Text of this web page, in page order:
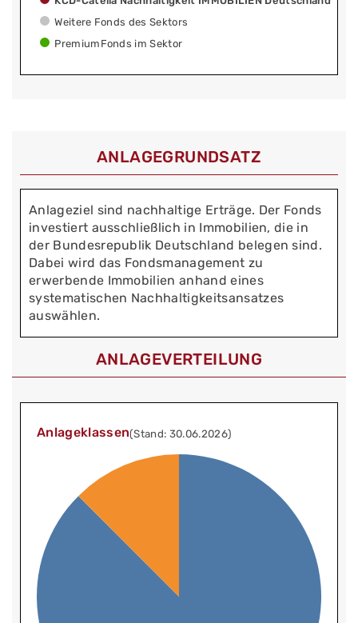
Weitere Fonds des Sektors
PremiumFonds im Sektor
ANLAGEGRUNDSATZ
Anlageziel sind nachhaltige Erträge. Der Fonds
investiert ausschließlich in Immobilien, die in
der Bundesrepublik Deutschland belegen sind.
Dabei wird das Fondsmanagement zu
erwerbende Immobilien anhand eines
systematischen Nachhaltigkeitsansatzes
auswählen.
ANLAGEVERTEILUNG
Anlageklassen(Stand: 30.06.2026)